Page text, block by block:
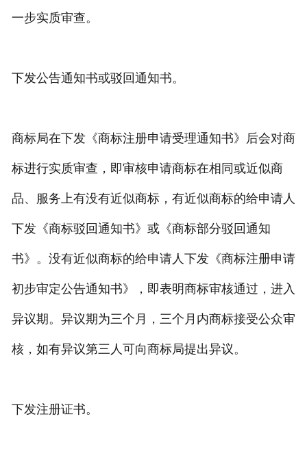
一步实质审查。
下发公告通知书或驳回通知书。
商标局在下发《商标注册申请受理通知书》后会对商
标进行实质审查，即审核申请商标在相同或近似商
品、服务上有没有近似商标，有近似商标的给申请人
下发《商标驳回通知书》或《商标部分驳回通知
书》。没有近似商标的给申请人下发《商标注册申请
初步审定公告通知书》，即表明商标审核通过，进入
异议期。异议期为三个月，三个月内商标接受公众审
核，如有异议第三人可向商标局提出异议。
下发注册证书。